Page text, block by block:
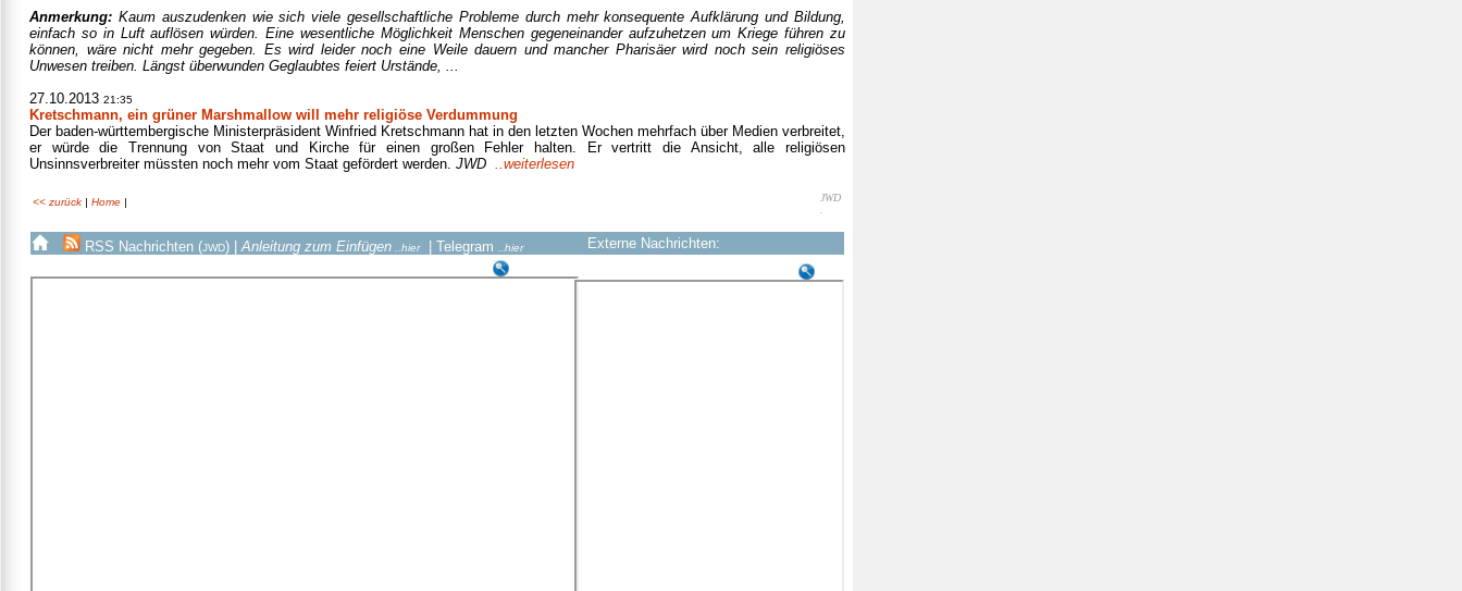
Anmerkung: Kaum auszudenken wie sich viele gesellschaftliche Probleme durch mehr konsequente Aufklärung und Bildung,
einfach so in Luft auflösen würden. Eine wesentliche Möglichkeit Menschen gegeneinander aufzuhetzen um Kriege führen zu
können, wäre nicht mehr gegeben. Es wird leider noch eine Weile dauern und mancher Pharisäer wird noch sein religiöses
Unwesen treiben. Längst überwunden Geglaubtes feiert Urstände, ...
27.10.2013 21:35
Kretschmann, ein grüner Marshmallow will mehr religiöse Verdummung
Der baden-württembergische Ministerpräsident Winfried Kretschmann hat in den letzten Wochen mehrfach über Medien verbreitet,
er würde die Trennung von Staat und Kirche für einen großen Fehler halten. Er vertritt die Ansicht, alle religiösen
Unsinnsverbreiter müssten noch mehr vom Staat gefördert werden. JWD ..weiterlesen
<< zurück | Home |